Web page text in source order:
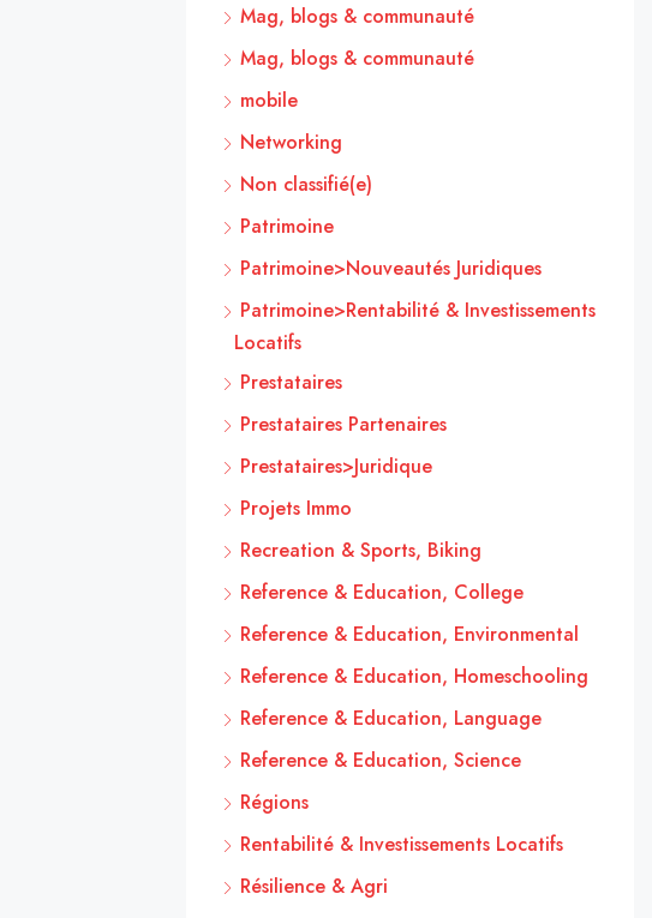
Mag, blogs & communauté
Mag, blogs & communauté
mobile
Networking
Non classifié(e)
Patrimoine
Patrimoine>Nouveautés Juridiques
Patrimoine>Rentabilité & Investissements
Locatifs
Prestataires
Prestataires Partenaires
Prestataires>Juridique
Projets Immo
Recreation & Sports, Biking
Reference & Education, College
Reference & Education, Environmental
Reference & Education, Homeschooling
Reference & Education, Language
Reference & Education, Science
Régions
Rentabilité & Investissements Locatifs
Résilience & Agri